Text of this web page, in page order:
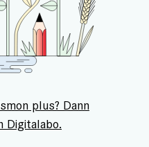
plus? Dann
Digitalabo.